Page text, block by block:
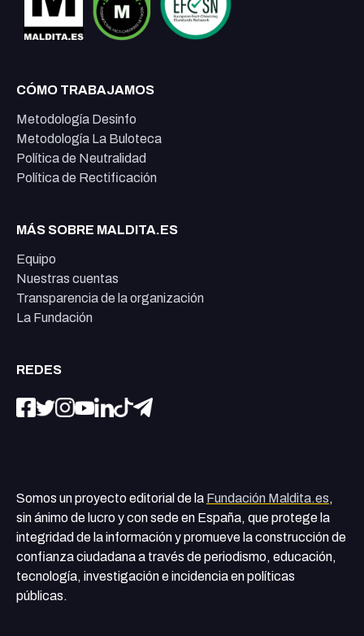
CÓMO TRABAJAMOS
Metodología Desinfo
Metodología La Buloteca
Política de Neutralidad
Política de Rectificación
MÁS SOBRE MALDITA.ES
Equipo
Nuestras cuentas
Transparencia de la organización
La Fundación
REDES
Somos un proyecto editorial de la Fundación Maldita.es,
sin ánimo de lucro y con sede en España, que protege la
integridad de la información y promueve la construcción de
confianza ciudadana a través de periodismo, educación,
tecnología, investigación e incidencia en políticas
públicas.